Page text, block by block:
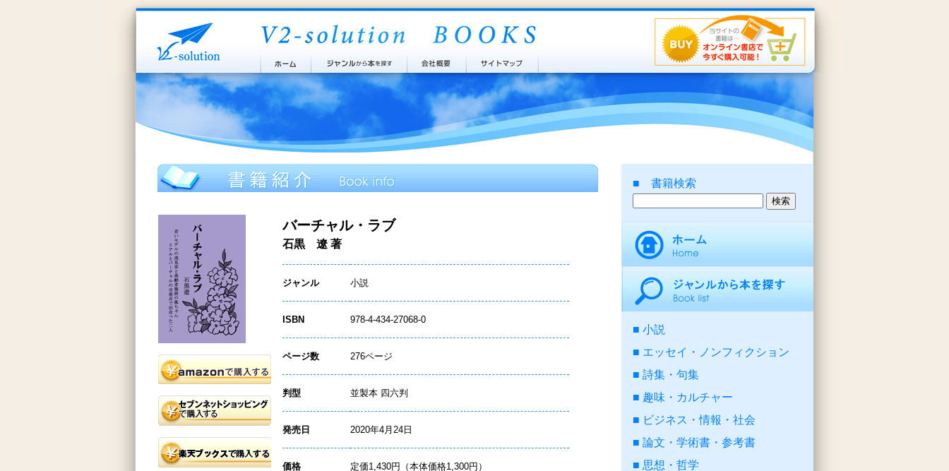
バーチャル・ラブ
石黒 遼 著
ジャンル 小説
ISBN 978-4-434-27068-0
ページ数 276ページ
判型 並製本 四六判
発売日 2020年4月24日
価格 定価1,430円（本体価格1,300円）
■ 書籍検索
小説
エッセイ・ノンフィクション
詩集・句集
趣味・カルチャー
ビジネス・情報・社会
論文・学術書・参考書
思想・哲学